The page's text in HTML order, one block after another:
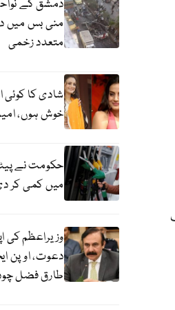
دمشق کے
متعدد زخمی
شادی کا کوئی
خوش ہوں،
حکومت نے
میں کمی کر
وزیراعظم کی
دعوت، اوپن
طارق فضل